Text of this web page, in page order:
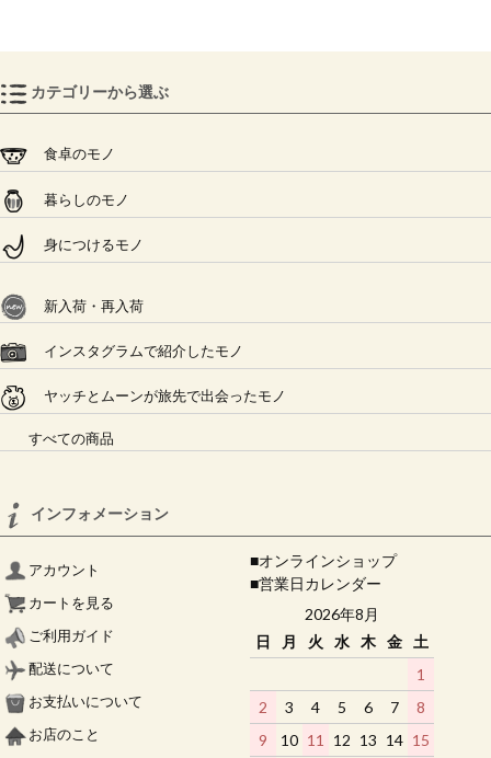
カテゴリーから選ぶ
食卓のモノ
暮らしのモノ
身につけるモノ
新入荷・再入荷
インスタグラムで紹介したモノ
ヤッチとムーンが旅先で出会ったモノ
すべての商品
インフォメーション
アカウント
カートを見る
ご利用ガイド
配送について
お支払いについて
お店のこと
■オンラインショップ
■営業日カレンダー
2026年8月
日
月 火 水 木 金
土
1
2
3 4 5 6 7
8
9
10 11 12 13 14 15